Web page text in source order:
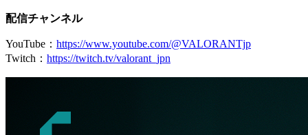
配信チャンネル
YouTube： https://www.youtube.com/@VALORANTjp
Twitch： https://twitch.tv/valorant_jpn